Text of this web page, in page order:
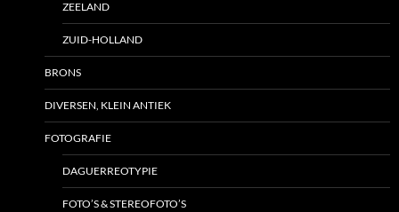
ZEELAND
ZUID-HOLLAND
BRONS
DIVERSEN, KLEIN ANTIEK
FOTOGRAFIE
DAGUERREOTYPIE
FOTO’S & STEREOFOTO’S